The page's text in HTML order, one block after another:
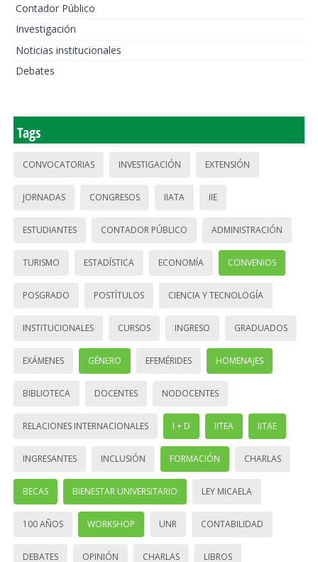
Contador Público
Investigación
Noticias institucionales
Debates
Tags
CONVOCATORIAS INVESTIGACIÓN EXTENSIÓN
JORNADAS CONGRESOS IIATA IIE
ESTUDIANTES CONTADOR PÚBLICO ADMINISTRACIÓN
TURISMO ESTADÍSTICA ECONOMÍA CONVENIOS
POSGRADO POSTÍTULOS CIENCIA Y TECNOLOGÍA
INSTITUCIONALES CURSOS INGRESO GRADUADOS
EXÁMENES GÉNERO EFEMÉRIDES HOMENAJES
BIBLIOTECA DOCENTES NODOCENTES
RELACIONES INTERNACIONALES I + D IITEA IITAE
INGRESANTES INCLUSIÓN FORMACIÓN CHARLAS
BECAS BIENESTAR UNIVERSITARIO LEY MICAELA
100 AÑOS WORKSHOP UNR CONTABILIDAD
DEBATES OPINIÓN CHARLAS LIBROS